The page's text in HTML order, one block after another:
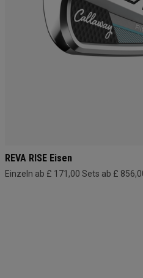
REVA RISE Eisen
Einzeln ab £ 171,00 Sets ab £